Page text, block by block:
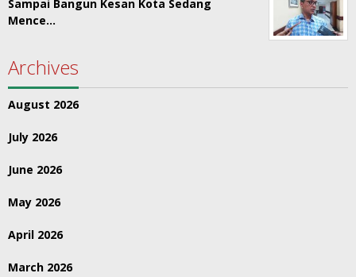
Sampai Bangun Kesan Kota Sedang
Mence…
Archives
August 2026
July 2026
June 2026
May 2026
April 2026
March 2026